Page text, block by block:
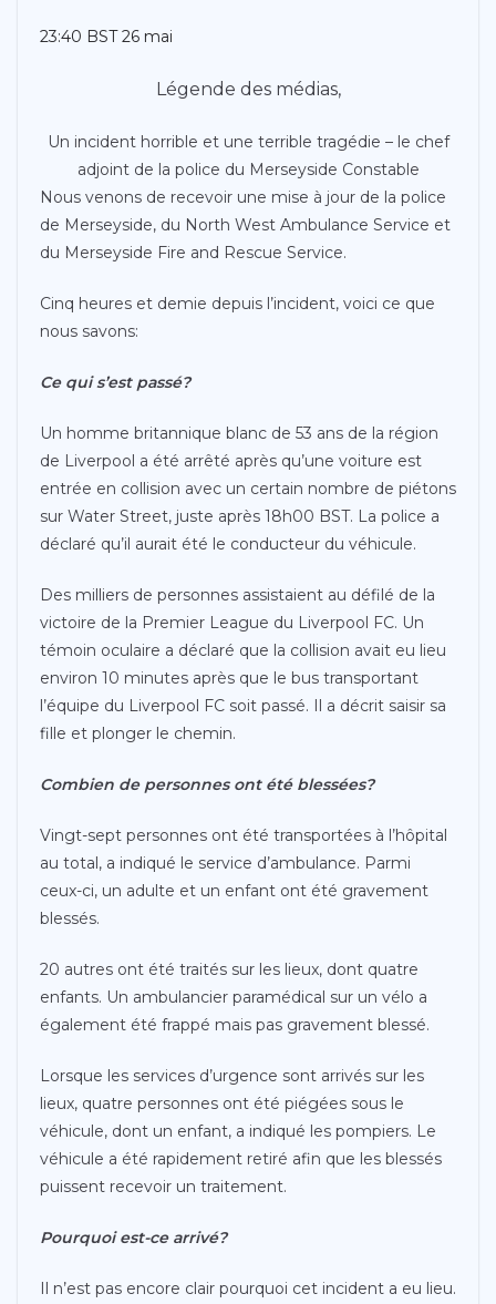
23:40 BST 26 mai
Légende des médias,
Un incident horrible et une terrible tragédie – le chef
adjoint de la police du Merseyside Constable
Nous venons de recevoir une mise à jour de la police
de Merseyside, du North West Ambulance Service et
du Merseyside Fire and Rescue Service.
Cinq heures et demie depuis l’incident, voici ce que
nous savons:
Ce qui s’est passé?
Un homme britannique blanc de 53 ans de la région
de Liverpool a été arrêté après qu’une voiture est
entrée en collision avec un certain nombre de piétons
sur Water Street, juste après 18h00 BST. La police a
déclaré qu’il aurait été le conducteur du véhicule.
Des milliers de personnes assistaient au défilé de la
victoire de la Premier League du Liverpool FC. Un
témoin oculaire a déclaré que la collision avait eu lieu
environ 10 minutes après que le bus transportant
l’équipe du Liverpool FC soit passé. Il a décrit saisir sa
fille et plonger le chemin.
Combien de personnes ont été blessées?
Vingt-sept personnes ont été transportées à l’hôpital
au total, a indiqué le service d’ambulance. Parmi
ceux-ci, un adulte et un enfant ont été gravement
blessés.
20 autres ont été traités sur les lieux, dont quatre
enfants. Un ambulancier paramédical sur un vélo a
également été frappé mais pas gravement blessé.
Lorsque les services d’urgence sont arrivés sur les
lieux, quatre personnes ont été piégées sous le
véhicule, dont un enfant, a indiqué les pompiers. Le
véhicule a été rapidement retiré afin que les blessés
puissent recevoir un traitement.
Pourquoi est-ce arrivé?
Il n’est pas encore clair pourquoi cet incident a eu lieu.